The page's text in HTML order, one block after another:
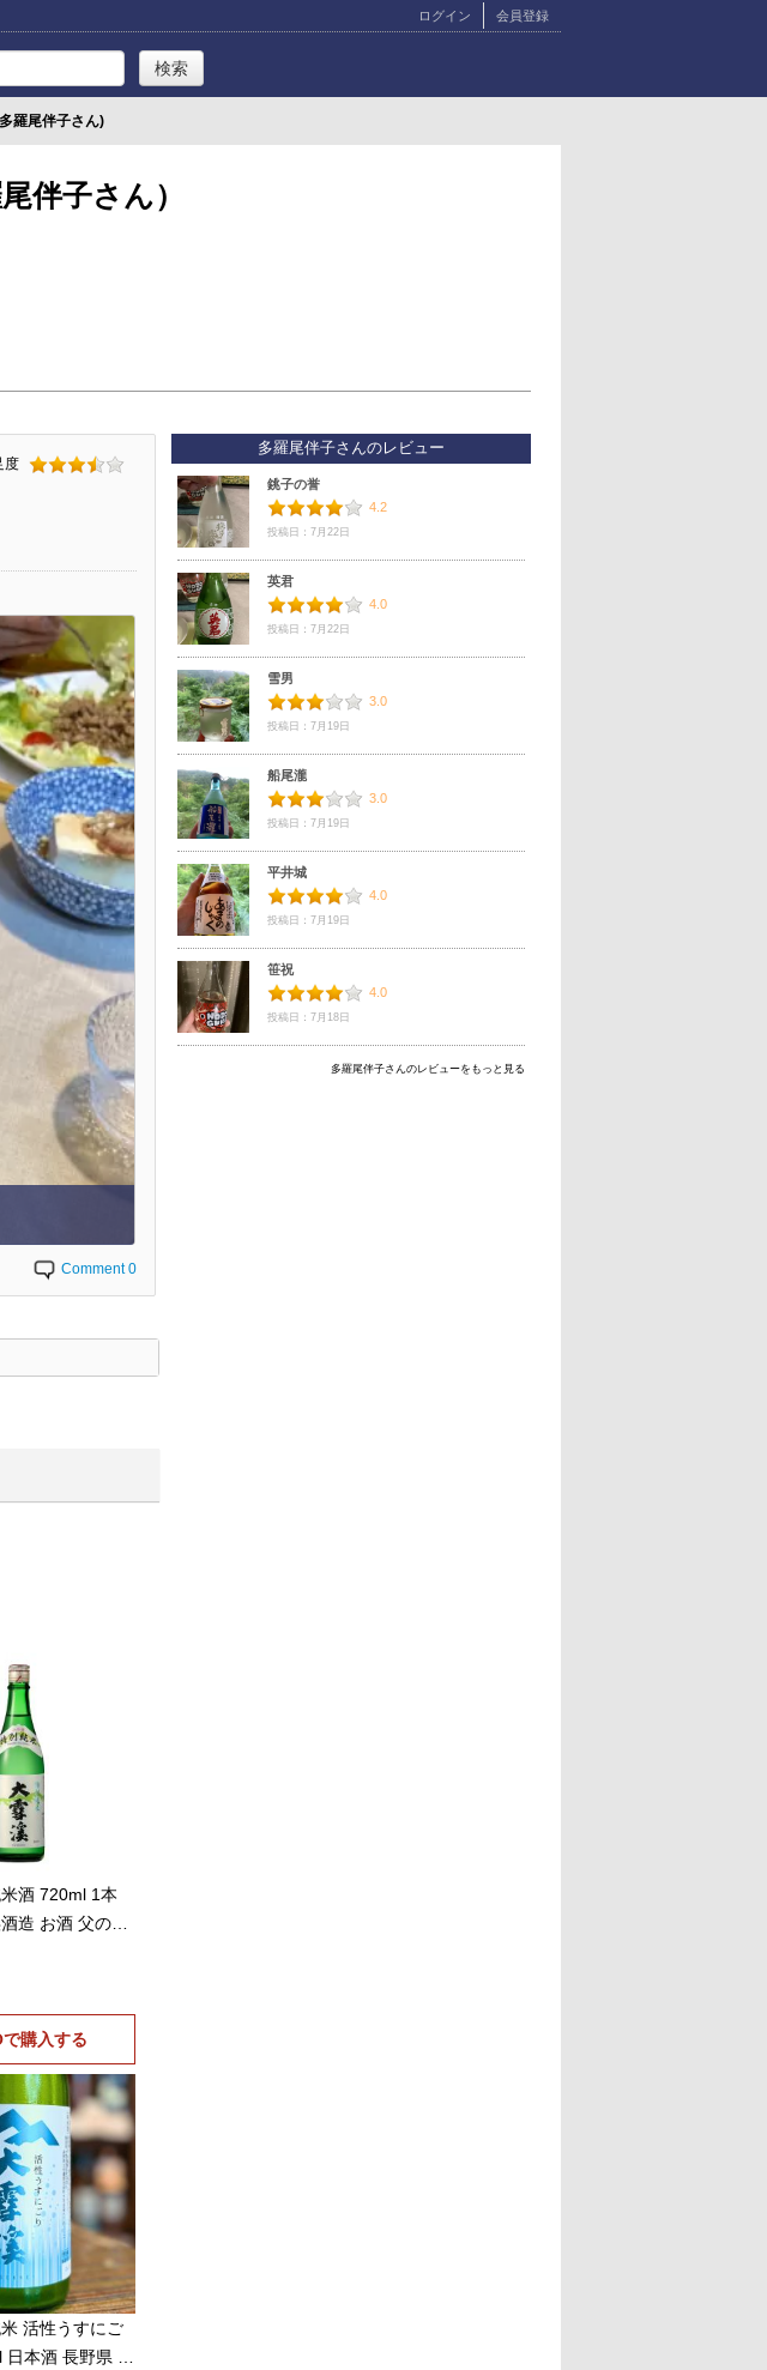
ログイン 会員登録
羅尾伴子さん)
伴子さん）
度
Comment 0
多羅尾伴子さんのレビュー
銚子の誉
4.2
投稿日：7月22日
英君
4.0
投稿日：7月22日
雪男
3.0
投稿日：7月19日
船尾瀧
3.0
投稿日：7月19日
平井城
4.0
投稿日：7月19日
笹祝
4.0
投稿日：7月18日
多羅尾伴子さんのレビューをもっと見る
酒 720ml 1本
造 お酒 父の日
暑中見舞い
購入する
活性うすにご
本酒 長野県 大